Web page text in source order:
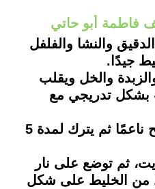
فاطمة أبو حاتي
والنشا والفلفل
جيدًا.
والخل ويقلب
بشكل تدريجي مع
3- يخلط الخليط حتى يصبح ناعمًا ثم يترك لمدة 5
ثم توضع على نار
من الخليط على شكل